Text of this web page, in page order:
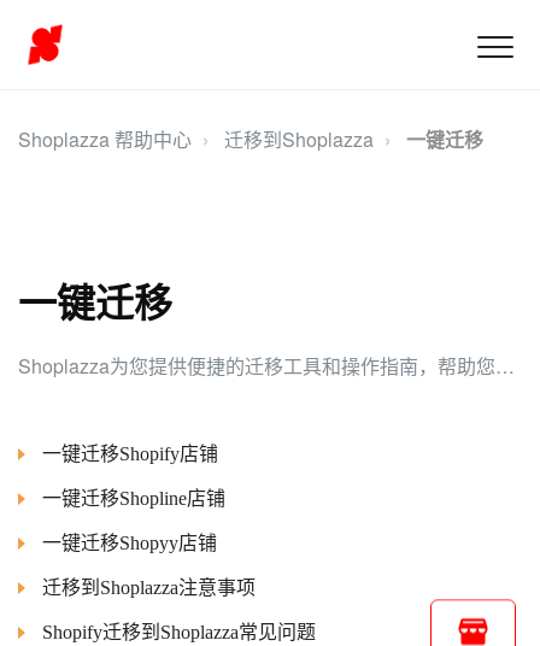
Shoplazza 帮助中心 迁移到Shoplazza 一键迁移
一键迁移
Shoplazza为您提供便捷的迁移工具和操作指南，帮助您轻松将现有店铺数据快速迁移至Shoplazza平台，确保无缝衔接与高效启动。
一键迁移Shopify店铺
一键迁移Shopline店铺
一键迁移Shopyy店铺
迁移到Shoplazza注意事项
Shopify迁移到Shoplazza常见问题